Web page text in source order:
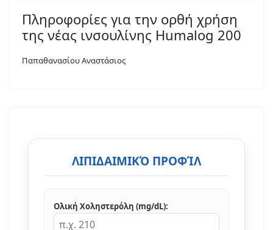
Πληροφορίες για την ορθή χρήση
της νέας ινσουλίνης Humalog 200
Παπαθανασίου Αναστάσιος
ΛΙΠΙΔΑΙΜΙΚΌ ΠΡΟΦΊΛ
Ολική Χοληστερόλη (mg/dL):